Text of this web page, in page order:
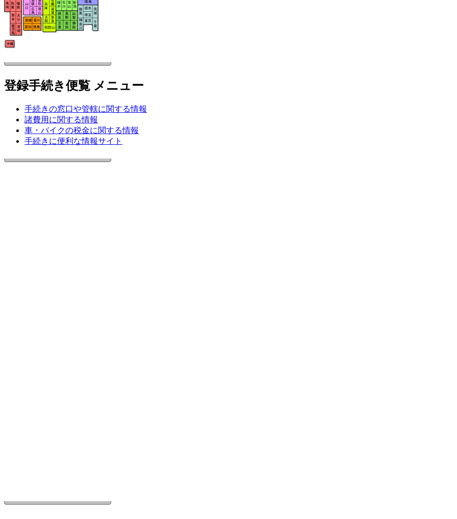
登録手続き便覧 メニュー
手続きの窓口や管轄に関する情報
諸費用に関する情報
車・バイクの税金に関する情報
手続きに便利な情報サイト